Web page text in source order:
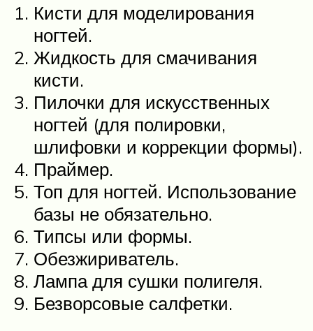
Кисти для моделирования
ногтей.
Жидкость для смачивания
кисти.
Пилочки для искусственных
ногтей (для полировки,
шлифовки и коррекции формы).
Праймер.
Топ для ногтей. Использование
базы не обязательно.
Типсы или формы.
Обезжириватель.
Лампа для сушки полигеля.
Безворсовые салфетки.